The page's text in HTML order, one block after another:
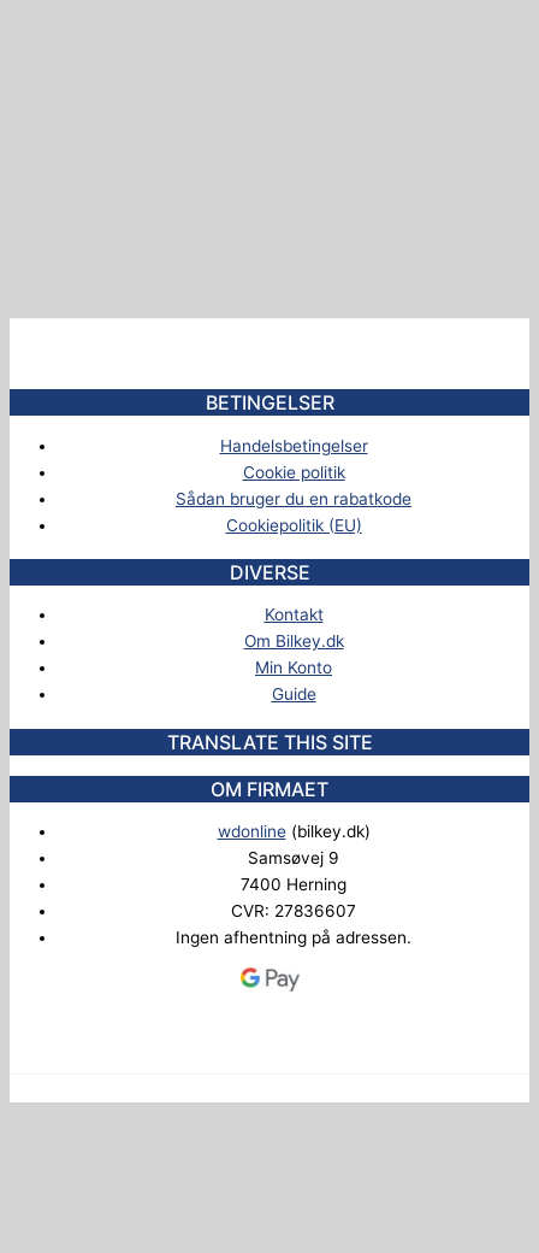
BETINGELSER
Handelsbetingelser
Cookie politik
Sådan bruger du en rabatkode
Cookiepolitik (EU)
DIVERSE
Kontakt
Om Bilkey.dk
Min Konto
Guide
TRANSLATE THIS SITE
OM FIRMAET
wdonline(bilkey.dk)
Samsøvej 9
7400 Herning
CVR: 27836607
Ingen afhentning på adressen.